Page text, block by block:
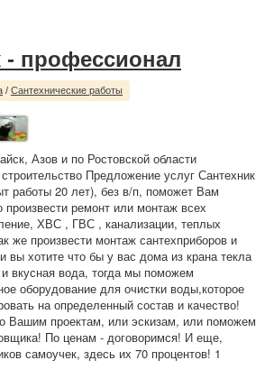
- профессионал
/ Сантехнические работы
Азов и по Ростовской области
Предложение услуг Сантехник
работы 20 лет), без в/п, поможет Вам
произвести ремонт или монтаж всех
ХВС , ГВС , канализации, теплых
же произвести монтаж сантехприборов и
вы хотите что бы у вас дома из крана текла
вкусная вода, тогда мы поможем
оборудование для очистки воды,которое
на определенный состав и качество!
Вашим проектам, или эскизам, или поможем
По ценам - договоримся! И еще,
самоучек, здесь их 70 процентов! 1